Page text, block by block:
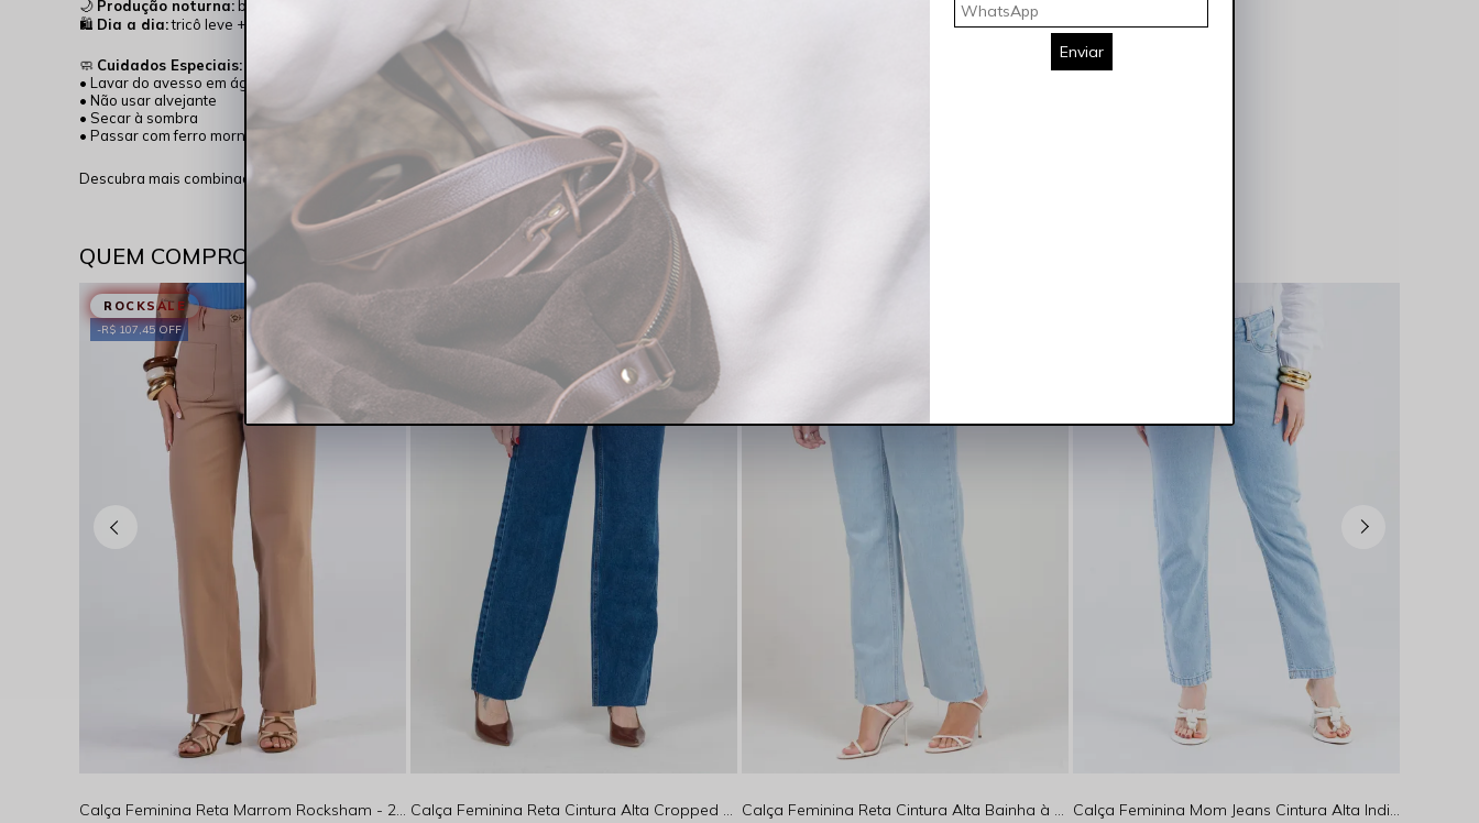
🌙 Produção noturna: blusa fluida + sandália de salto
🛍️ Dia a dia:tricô leve + sapatilha
🧼 Cuidados Especiais:
• Lavar do avesso em água fria
• Não usar alvejante
• Secar à sombra
• Passar com ferro morno
Descubra mais combinações atemporais no Instagram@RockshamJeans .
QUEM COMPROU VIU TAMBÉM
R$ 107,45 OFF
ROCKSALE
Enviar